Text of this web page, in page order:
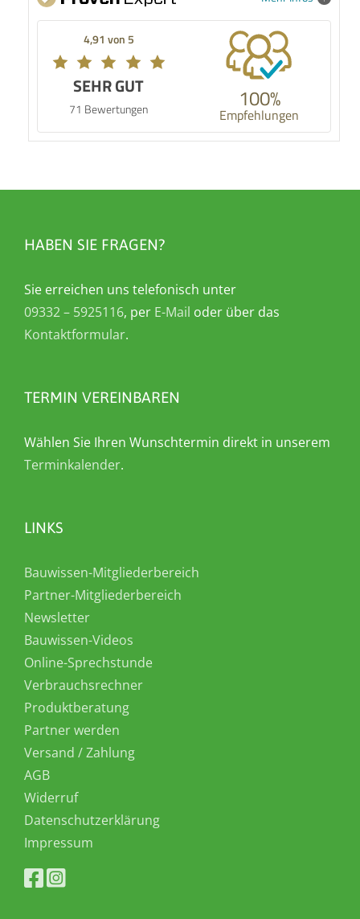
4,91 von 5
SEHR GUT
71 Bewertungen 100%
Empfehlungen
HABEN SIE FRAGEN?
Sie erreichen uns telefonisch unter
09332 – 5925116, per E-Mail oder über das
Kontaktformular.
TERMIN VEREINBAREN
Wählen Sie Ihren Wunschtermin direkt in unserem
Terminkalender.
LINKS
Bauwissen-Mitgliederbereich
Partner-Mitgliederbereich
Newsletter
Bauwissen-Videos
Online-Sprechstunde
Verbrauchsrechner
Produktberatung
Partner werden
Versand / Zahlung
AGB
Widerruf
Datenschutzerklärung
Impressum